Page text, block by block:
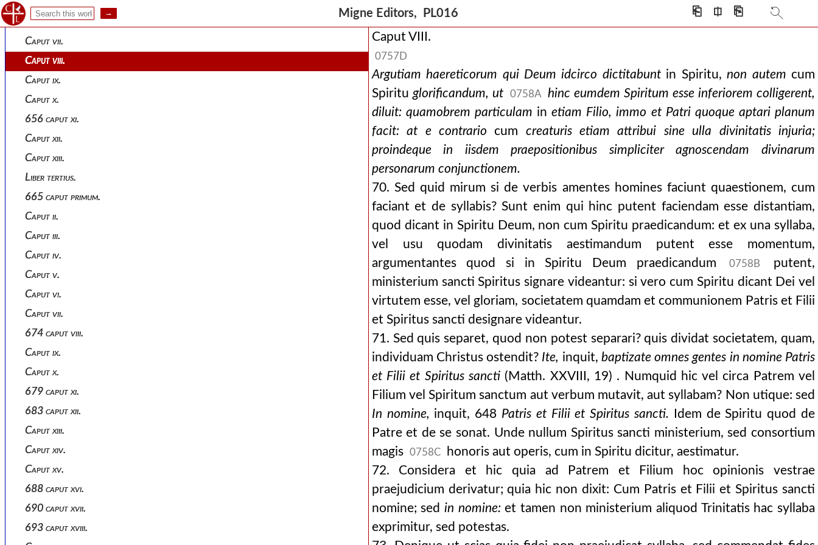
Migne Editors, PL016 ⎗ ⎅ ⎘
643 caput vi.
Caput vii.
Caput viii.
Caput ix.
Caput x.
656 caput xi.
Caput xii.
Caput xiii.
Liber tertius.
665 caput primum.
Caput ii.
Caput iii.
Caput iv.
Caput v.
Caput vi.
Caput vii.
674 caput viii.
Caput ix.
Caput x.
679 caput xi.
683 caput xii.
Caput xiii.
Caput xiv.
Caput xv.
688 caput xvi.
690 caput xvii.
693 caput xviii.
Caput VIII.
0757D
Argutiam haereticorum qui Deum idcirco dictitabuntin Spiritu,non autem cum
Spiritu glorificandum, ut 0758A
hinc eumdem Spiritum esse inferiorem colligerent,
diluit: quamobrem particulam inetiam Filio, immo et Patri quoque aptari planum
facit: at e contrario cum creaturis etiam attribui sine ulla divinitatis injuria;
proindeque in iisdem praepositionibus simpliciter agnoscendam divinarum
personarum conjunctionem.
70. Sed quid mirum si de verbis amentes homines faciunt quaestionem, cum
faciant et de syllabis? Sunt enim qui hinc putent faciendam esse distantiam,
quod dicant in Spiritu Deum, non cum Spiritu praedicandum: et ex una syllaba,
vel usu quodam divinitatis aestimandum putent esse momentum,
argumentantes quod si in Spiritu Deum praedicandum
0758B
putent,
ministerium sancti Spiritus signare videantur: si vero cum Spiritu dicant Dei vel
virtutem esse, vel gloriam, societatem quamdam et communionem Patris et Filii
et Spiritus sancti designare videantur.
71. Sed quis separet, quod non potest separari? quis dividat societatem, quam,
individuam Christus ostendit? Ite, inquit, baptizate omnes gentes in nomine Patris
et Filii et Spiritus sancti (Matth. XXVIII, 19) . Numquid hic vel circa Patrem vel
Filium vel Spiritum sanctum aut verbum mutavit, aut syllabam? Non utique: sed
In nomine, inquit, 648 Patris et Filii et Spiritus sancti. Idem de Spiritu quod de
Patre et de se sonat. Unde nullum Spiritus sancti ministerium, sed consortium
magis
0758C
honoris aut operis, cum in Spiritu dicitur, aestimatur.
72. Considera et hic quia ad Patrem et Filium hoc opinionis vestrae
praejudicium derivatur; quia hic non dixit: Cum Patris et Filii et Spiritus sancti
nomine; sedin nomine:et tamen non ministerium aliquod Trinitatis hac syllaba
exprimitur, sed potestas.